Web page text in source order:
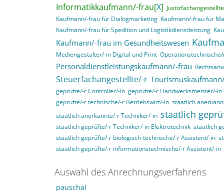
Informatikkaufmann/-frau[X]
Kaufmann/-frau für Dialogmarketing Kaufmann/-frau für
Kaufmann/-frau für Spedition und Logistikdienstleistung
Kaufmann/-frau im Gesundheitswesen
Mediengestalter/-in Digital und Print
Personaldienstleistungskaufmann/-frau
Steuerfachangestellte/-r
geprüfte/-r Controller/-in geprüfte/-r Handwerksmeister/-in
geprüfte/-r technische/-r Betriebswirt/-in staatlich
staatlich anerkannte/-r Techniker/-in staatlich
staatlich geprüfte/-r Techniker/-in Elektrotechnik staatlich
staatlich geprüfte/-r biologisch-technische/-r Assistent/-in
staatlich geprüfte/-r informationstechnische/-r Assistent/-in
Auswahl des Anrechnungsverfahrens
pauschal